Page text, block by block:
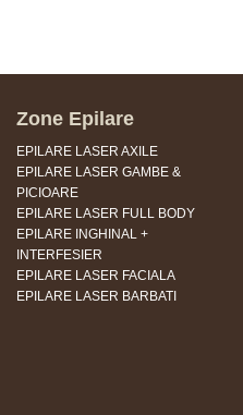
Zone Epilare
EPILARE LASER AXILE
EPILARE LASER GAMBE &
PICIOARE
EPILARE LASER FULL BODY
EPILARE INGHINAL +
INTERFESIER
EPILARE LASER FACIALA
EPILARE LASER BARBATI